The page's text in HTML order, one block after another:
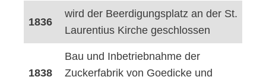
1836
wird der Beerdigungsplatz an der St.
Laurentius Kirche geschlossen
1838
Bau und Inbetriebnahme der
Zuckerfabrik von Goedicke und